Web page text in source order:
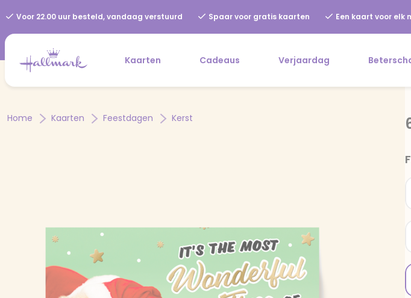
Voor 22.00 uur besteld, vandaag verstuurd Spaar voor gratis kaarten Een kaart voor elk
Kaarten Cadeaus Verjaardag
Home Kaarten Feestdagen Kerst